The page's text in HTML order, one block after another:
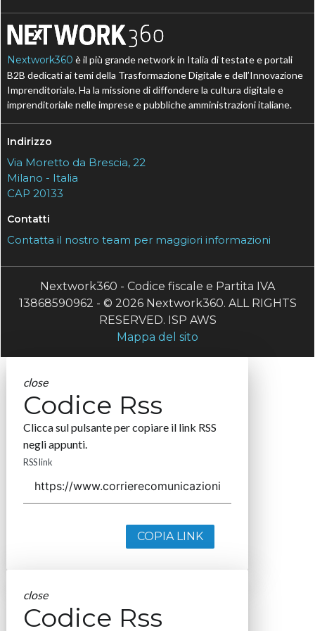
Nextwork360 è il più grande network in Italia di testate e portali
B2B dedicati ai temi della Trasformazione Digitale e dell’Innovazione
Imprenditoriale. Ha la missione di diffondere la cultura digitale e
imprenditoriale nelle imprese e pubbliche amministrazioni italiane.
Indirizzo
Via Moretto da Brescia, 22
Milano - Italia
CAP 20133
Contatti
Contatta il nostro team per maggiori informazioni
Nextwork360 - Codice fiscale e Partita IVA
13868590962 - © 2026 Nextwork360. ALL RIGHTS
RESERVED. ISP AWS
Mappa del sito
close
Codice Rss
Clicca sul pulsante per copiare il link RSS
negli appunti.
RSS link
COPIA LINK
close
Codice Rss